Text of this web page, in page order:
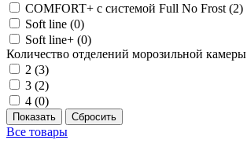
COMFORT+ с системой Full No Frost (2)
Soft line (0)
Soft line+ (0)
Количество отделений морозильной камеры
2 (3)
3 (2)
4 (0)
Все товары